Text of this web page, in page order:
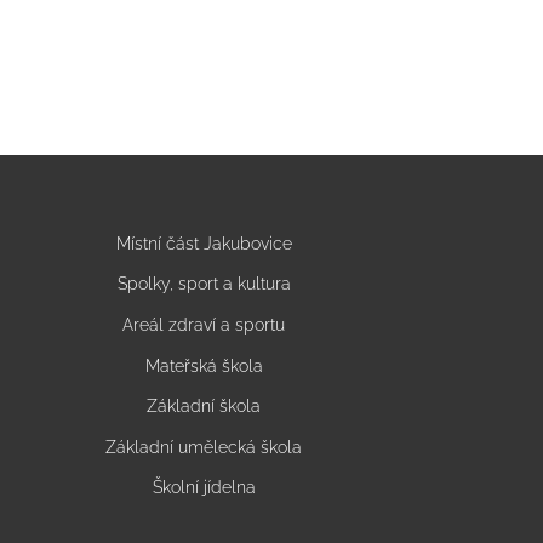
Místní část Jakubovice
Spolky, sport a kultura
Areál zdraví a sportu
Mateřská škola
Základní škola
Základní umělecká škola
Školní jídelna